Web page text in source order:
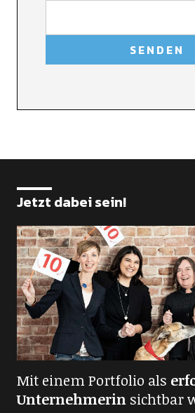
Jetzt dabei sein!
Mit einem Portfolio als
Unternehmerin sichtbar